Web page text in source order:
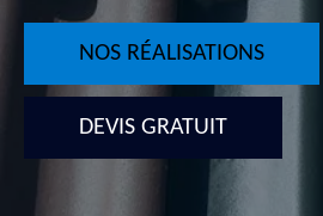
NOS RÉALISATIONS
DEVIS GRATUIT